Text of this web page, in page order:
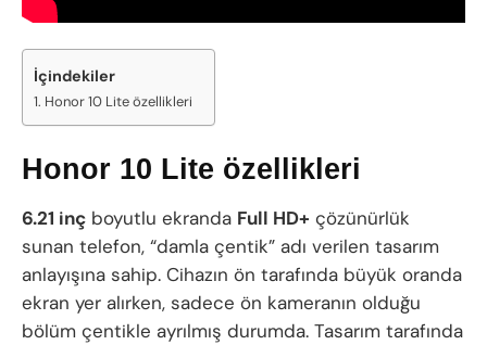
İçindekiler
Honor 10 Lite özellikleri
Honor 10 Lite özellikleri
6.21 inç boyutlu ekranda Full HD+ çözünürlük
sunan telefon, “damla çentik” adı verilen tasarım
anlayışına sahip. Cihazın ön tarafında büyük oranda
ekran yer alırken, sadece ön kameranın olduğu
bölüm çentikle ayrılmış durumda. Tasarım tarafında